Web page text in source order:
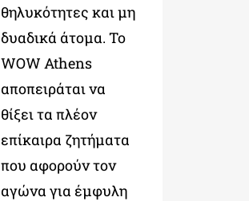
θηλυκότητες και μη
δυαδικά άτομα. Το
WOW Athens
αποπειράται να
θίξει τα πλέον
επίκαιρα ζητήματα
που αφορούν τον
αγώνα για έμφυλη